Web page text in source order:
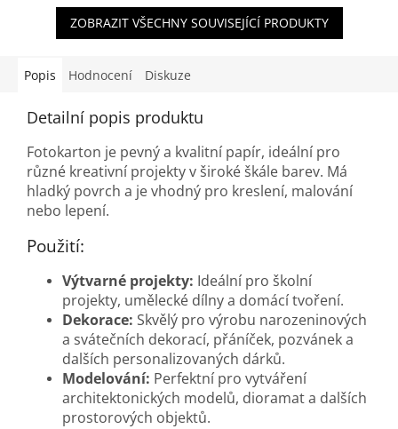
ZOBRAZIT VŠECHNY SOUVISEJÍCÍ PRODUKTY
Popis Hodnocení Diskuze
Detailní popis produktu
Fotokarton je pevný a kvalitní papír, ideální pro
různé kreativní projekty v široké škále barev. Má
hladký povrch a je vhodný pro kreslení, malování
nebo lepení.
Použití:
Výtvarné projekty: Ideální pro školní
projekty, umělecké dílny a domácí tvoření.
Dekorace: Skvělý pro výrobu narozeninových
a svátečních dekorací, přáníček, pozvánek a
dalších personalizovaných dárků.
Modelování: Perfektní pro vytváření
architektonických modelů, dioramat a dalších
prostorových objektů.